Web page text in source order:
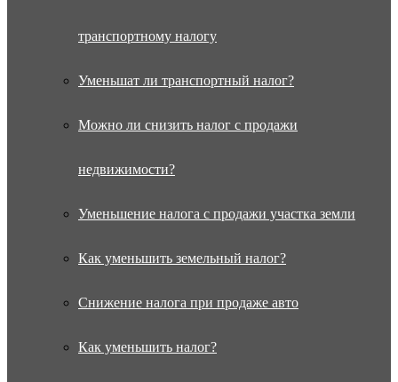
транспортному налогу
Уменьшат ли транспортный налог?
Можно ли снизить налог с продажи
недвижимости?
Уменьшение налога с продажи участка земли
Как уменьшить земельный налог?
Снижение налога при продаже авто
Как уменьшить налог?